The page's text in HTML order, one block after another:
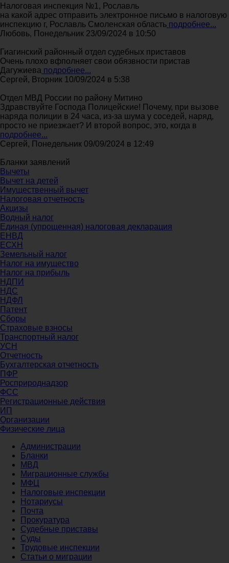
Налоговая инспекция №1, Рославль
на какой адрес отправить электронное письмо в налоговую
инспекцию г, Рославль Смоленская область подробнее...
Любовь, Понедельник 23/09/2024 в 10:50
Гиагинский районный отдел судебных приставов
Очень плохо вфполняет свои обязвности пристав
Дагужиева подробнее...
Сергей, Вторник 10/09/2024 в 5:38
Отдел МВД России по району Митино
Здравствуйте Господа Полицейские! Почему, при вызове
наряда полиции в 24 часа, из-за шума у соседей, наряд,
просто не приезжает? И второй вопрос, это, когда в
подробнее...
Сергей, Понедельник 09/09/2024 в 12:49
Бланки заявлений
Вычеты
Вычет на детей
Имущественный вычет
Налоговая отчетность
Акцизы
Водный налог
Единая (упрощенная) налоговая декларация
ЕНВД
ЕСХН
Земельный налог
Налог на имущество
Налог на прибыль
НДПИ
НДС
НДФЛ
Патент
Сборы
Страховые взносы
Транспортный налог
УСН
Отчетность
Бухгалтерская отчетность
ПФР
Росприроднадзор
ФСС
Регистрационные действия
ИП
Организации
Физические лица
Администрации
Бланки
МВД
Миграционные службы
МФЦ
Налоговые инспекции
Нотариусы
Почта
Прокуратура
Судебные приставы
Суды
Трудовые инспекции
Статьи о миграции